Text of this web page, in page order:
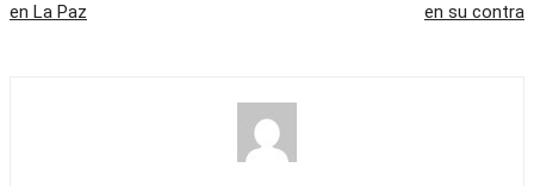
en La Paz
en su contra